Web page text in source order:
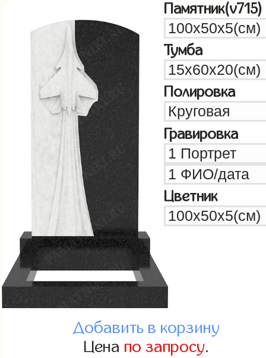
Памятник(v715)
Тумба
Полировка
Гравировка
Цветник
Добавить в корзину
Цена по запросу.